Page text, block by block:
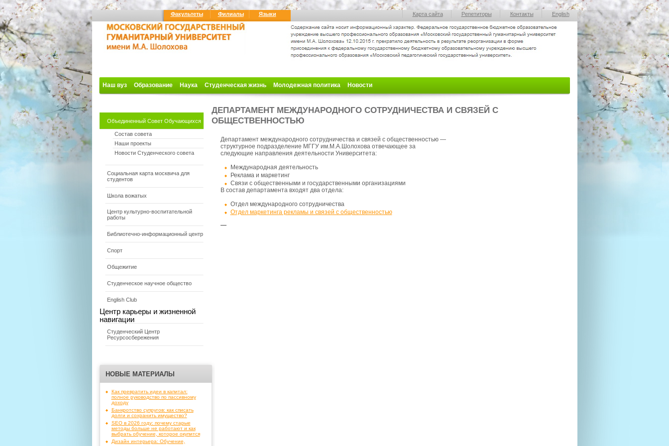
Факультеты Филиалы Языки Карта сайта Репетиторы Контакты English
Наш вуз Образование Наука Студенческая жизнь Молодежная политика Новости
Объединенный Совет Обучающихся
Состав совета
Наши проекты
Новости Студенческого совета
Социальная карта москвича для
студентов
Школа вожатых
Центр культурно-воспитательной
работы
Библиотечно-информационный центр
Спорт
Общежитие
Студенческое научное общество
English Club
Центр карьеры и жизненной
навигации
Студенческий Центр
Ресурсосбережения
НОВЫЕ МАТЕРИАЛЫ
Как превратить идеи в капитал:
полное руководство по пассивному
доходу
Банкротство супругов: как списать
долги и сохранить имущество?
SEO в 2026 году: почему старые
методы больше не работают и как
выбрать обучение, которое окупится
Дизайн интерьера: Обучение,
ДЕПАРТАМЕНТ МЕЖДУНАРОДНОГО СОТРУДНИЧЕСТВА И СВЯЗЕЙ С
ОБЩЕСТВЕННОСТЬЮ
Департамент международного сотрудничества и связей с общественностью —
структурное подразделение МГГУим.М.А.Шолохова отвечающее за
следующие направления деятельности Университета:
Международная деятельность
Реклама и маркетинг
Связи с общественными и государственными организациями
В состав департамента входят два отдела:
Отдел международного сотрудничества
Отдел маркетинга рекламы и связей с общественностью
—